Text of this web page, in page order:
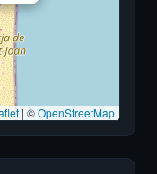
| ©OpenStreetMap